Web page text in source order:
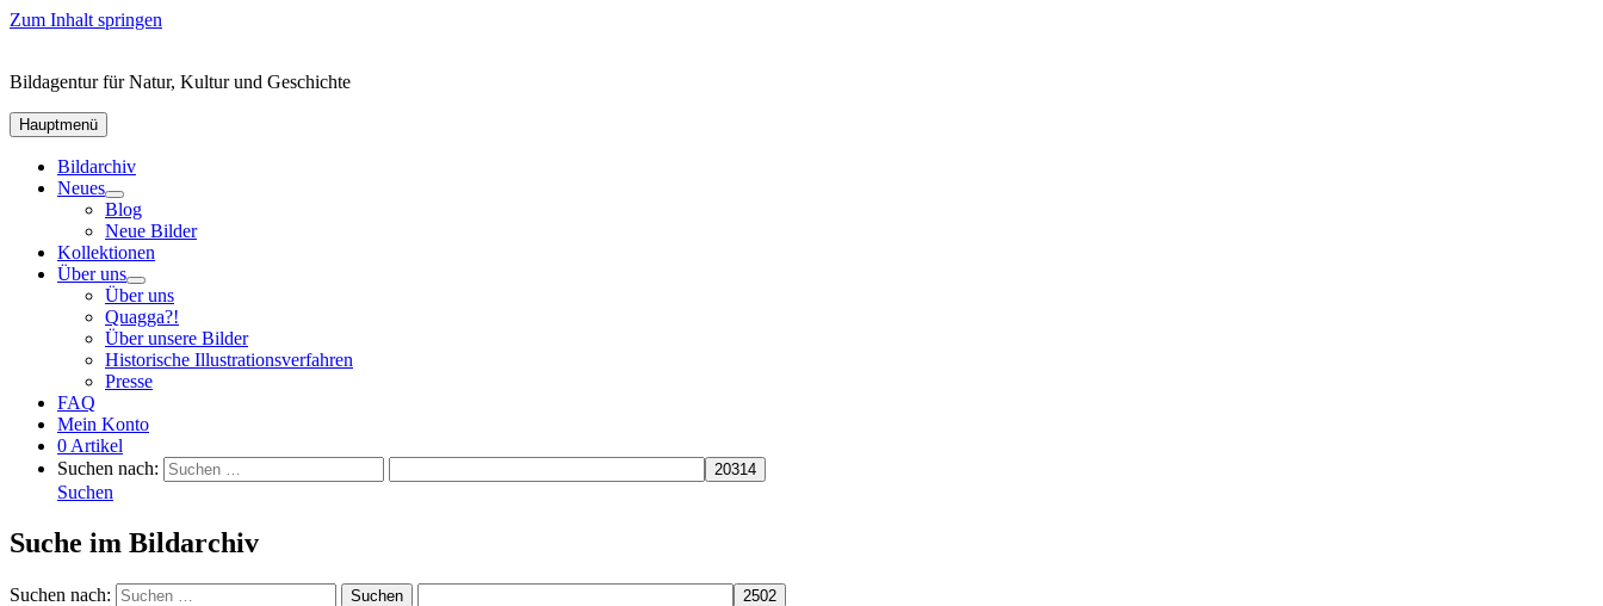
Zum Inhalt springen
Bildagentur für Natur, Kultur und Geschichte
Hauptmenü
Bildarchiv
Neues
Blog
Neue Bilder
Kollektionen
Über uns
Über uns
Quagga?!
Über unsere Bilder
Historische Illustrationsverfahren
Presse
FAQ
Mein Konto
0 Artikel
Suchen nach:
Suchen
Suche im Bildarchiv
Suchen nach: